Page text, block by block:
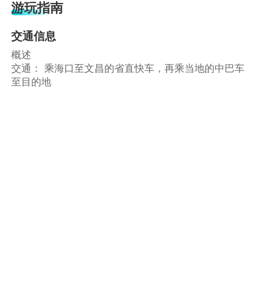
游玩指南
交通信息
概述
交通： 乘海口至文昌的省直快车，再乘当地的中巴车
至目的地